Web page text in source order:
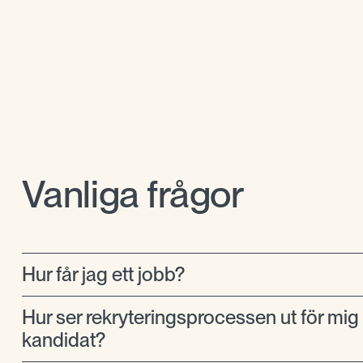
Vanliga frågor
Hur får jag ett jobb?
Hur ser rekryteringsprocessen ut för
kandidat?